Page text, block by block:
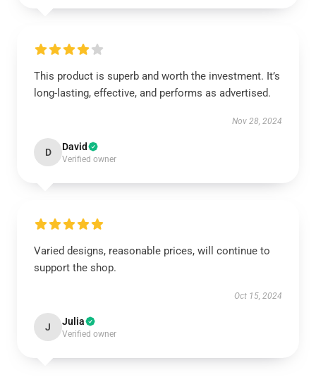
This product is superb and worth the investment. It’s
long-lasting, effective, and performs as advertised.
Nov 28, 2024
D David
Verified owner
Varied designs, reasonable prices, will continue to
support the shop.
Oct 15, 2024
J Julia
Verified owner